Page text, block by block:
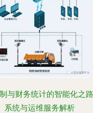
与财务统计的智能化之
系统与运维服务解析